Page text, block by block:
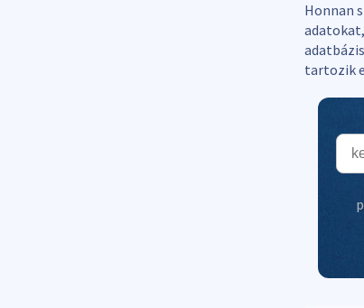
Honnan
tartozik